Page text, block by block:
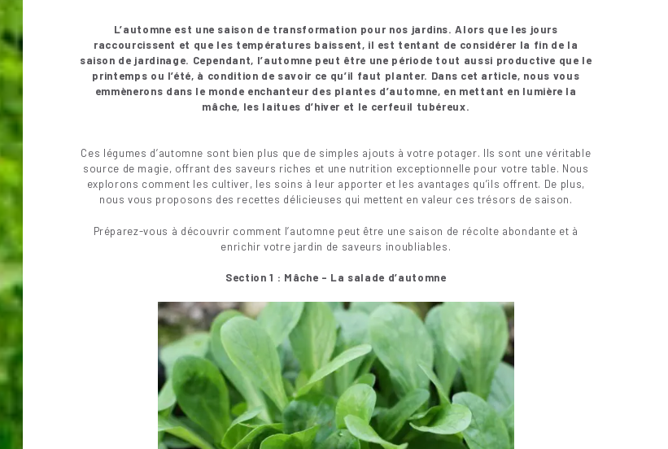
L’automne est une saison de transformation pour nos jardins. Alors que les jours
raccourcissent et que les températures baissent, il est tentant de considérer la fin de la
saison de jardinage. Cependant, l’automne peut être une période tout aussi productive que le
printemps ou l’été, à condition de savoir ce qu’il faut planter. Dans cet article, nous vous
emmènerons dans le monde enchanteur des plantes d’automne, en mettant en lumière la
mâche, les laitues d’hiver et le cerfeuil tubéreux.
Ces légumes d’automne sont bien plus que de simples ajouts à votre potager. Ils sont une véritable
source de magie, offrant des saveurs riches et une nutrition exceptionnelle pour votre table. Nous
explorons comment les cultiver, les soins à leur apporter et les avantages qu’ils offrent. De plus,
nous vous proposons des recettes délicieuses qui mettent en valeur ces trésors de saison.
Préparez-vous à découvrir comment l’automne peut être une saison de récolte abondante et à
enrichir votre jardin de saveurs inoubliables.
Section 1 : Mâche – La salade d’automne